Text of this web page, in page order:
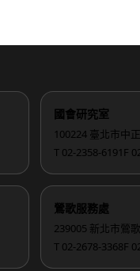
國會研究室
100224 臺北市中
T 02-2358-6191 F
鶯歌服務處
239005 新北市鶯
T 02-2678-3368F